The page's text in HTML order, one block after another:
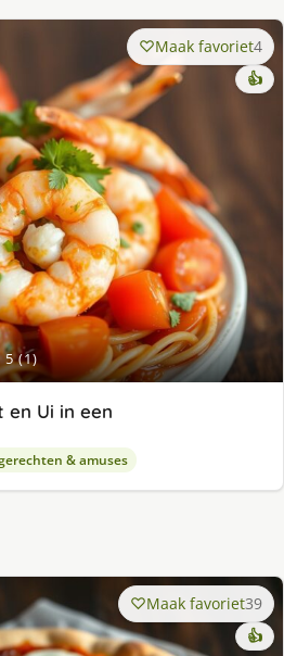
5 (1)
Maak favoriet4
👍
Ui in een
& amuses
Maak favoriet39
👍